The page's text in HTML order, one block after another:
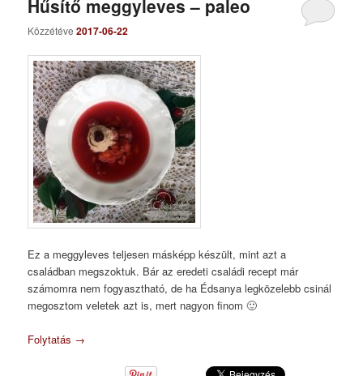
Hűsítő meggyleves – paleo
Közzétéve2017-06-22
Ez a meggyleves teljesen másképp készült, mint azt a
családban megszoktuk. Bár az eredeti családi recept már
számomra nem fogyasztható, de ha Édsanya legközelebb csinál
megosztom veletek azt is, mert nagyon finom 🙂
Folytatás →